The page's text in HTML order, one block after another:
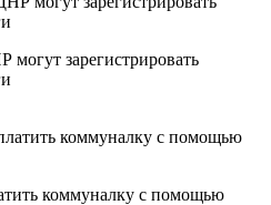
зарегистрировать
коммуналку с помощью